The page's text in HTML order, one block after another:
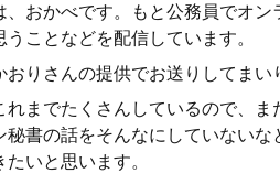
、おかべです。もと公務員でオ
ことなどを配信しています。
りさんの提供でお送りしてまい
れまでたくさんしているので、
秘書の話をそんなにしていない
いと思います。